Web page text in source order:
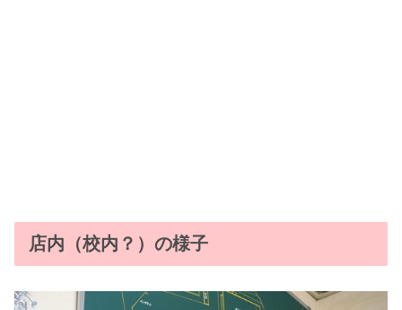
店内（校内？）の様子